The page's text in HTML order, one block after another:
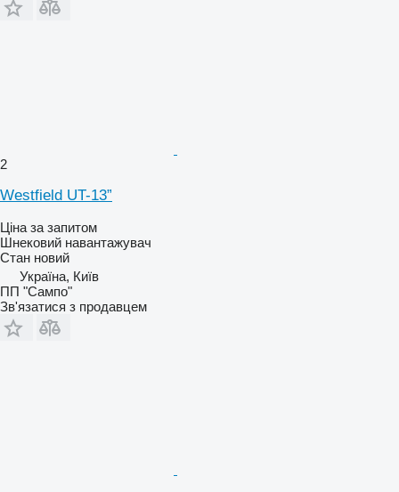
2
Westfield UT-13”
Ціна за запитом
Шнековий навантажувач
Стан новий
Україна, Київ
ПП "Сампо"
Зв'язатися з продавцем